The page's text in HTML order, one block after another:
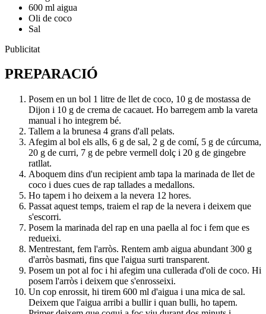
600 ml aigua
Oli de coco
Sal
Publicitat
PREPARACIÓ
Posem en un bol 1 litre de llet de coco, 10 g de mostassa de
Dijon i 10 g de crema de cacauet. Ho barregem amb la vareta
manual i ho integrem bé.
Tallem a la brunesa 4 grans d'all pelats.
Afegim al bol els alls, 6 g de sal, 2 g de comí, 5 g de cúrcuma,
20 g de curri, 7 g de pebre vermell dolç i 20 g de gingebre
ratllat.
Aboquem dins d'un recipient amb tapa la marinada de llet de
coco i dues cues de rap tallades a medallons.
Ho tapem i ho deixem a la nevera 12 hores.
Passat aquest temps, traiem el rap de la nevera i deixem que
s'escorri.
Posem la marinada del rap en una paella al foc i fem que es
redueixi.
Mentrestant, fem l'arròs. Rentem amb aigua abundant 300 g
d'arròs basmati, fins que l'aigua surti transparent.
Posem un pot al foc i hi afegim una cullerada d'oli de coco. Hi
posem l'arròs i deixem que s'enrosseixi.
Un cop enrossit, hi tirem 600 ml d'aigua i una mica de sal.
Deixem que l'aigua arribi a bullir i quan bulli, ho tapem.